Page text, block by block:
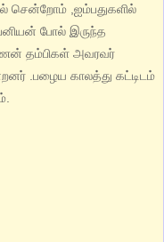
சென்றோம் ,ஐம்பதுகளில்
போல் இருந்த
தம்பிகள் அவரவர்
.பழைய காலத்து கட்டிடம்